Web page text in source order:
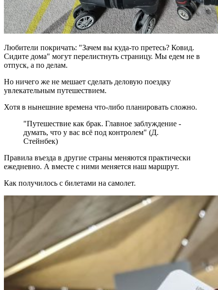
Любители покричать: "Зачем вы куда-то претесь? Ковид.
Сидите дома" могут перелистнуть страницу. Мы едем не в
отпуск, а по делам.
Но ничего же не мешает сделать деловую поездку
увлекательным путешествием.
Хотя в нынешние времена что-либо планировать сложно.
"Путешествие как брак. Главное заблуждение -
думать, что у вас всё под контролем" (Д.
Стейнбек)
Правила въезда в другие страны меняются практически
ежедневно. А вместе с ними меняется наш маршрут.
Как получилось с билетами на самолет.